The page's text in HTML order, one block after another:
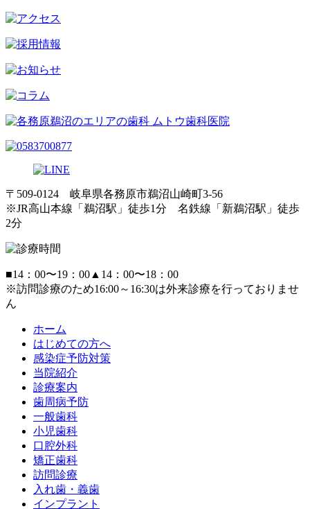
〒509-0124 岐阜県各務原市鵜沼山崎町3-56
※JR高山本線「鵜沼駅」徒歩1分 名鉄線「新鵜沼駅」徒歩
2分
■14：00〜19：00 ▲ 14：00〜18：00
※訪問診療のため16:00～16:30は外来診療を行っておりませ
ん
ホーム
はじめての方へ
感染症予防対策
当院紹介
診療案内
歯周病予防
一般歯科
小児歯科
口腔外科
矯正歯科
訪問診療
入れ歯・義歯
インプラント